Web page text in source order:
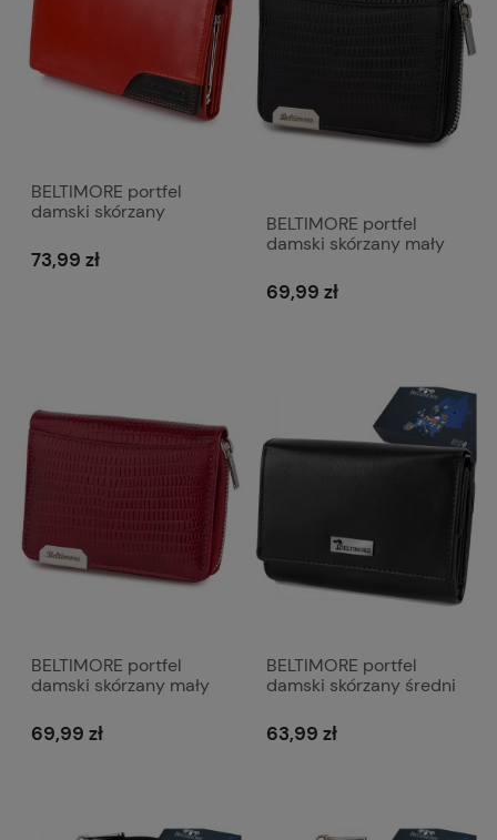
BELTIMORE portfel
damski skórzany
poziomy z biglem P201
czerwony
73,99 zł
BELTIMORE portfel
damski skórzany mały
suwakiem P255 czarny
69,99 zł
BELTIMORE portfel
damski skórzany mały
suwakiem P255
czerwony
69,99 zł
BELTIMORE portfel
damski skórzany średni
P257 czarny
63,99 zł